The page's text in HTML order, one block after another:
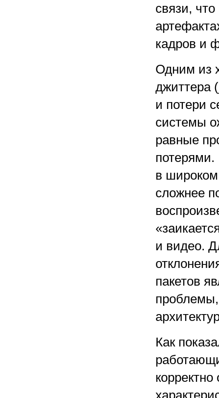
связи,
кадров и
Одним из
джиттера
и потери
системы
равные
в широком
сложнее
и видео.
пакетов
Как